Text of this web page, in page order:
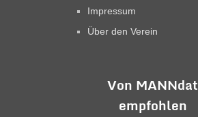
Impressum
Über den Verein
Von MANNdat
empfohlen